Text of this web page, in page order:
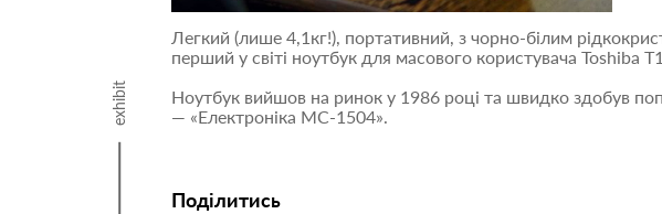
exhibit
Легкий (лише 4,1кг!), портативний, з чорно-білим
перший у світі ноутбук для масового користувача Toshiba
Ноутбук вийшов на ринок у 1986 році та швидко здобув
— «Електроніка МС-1504».
Поділитись